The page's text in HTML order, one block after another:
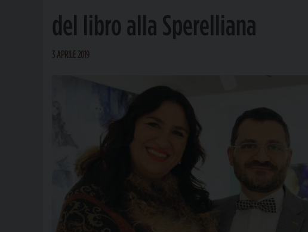
del libro alla Sperelliana
3 APRILE 2019